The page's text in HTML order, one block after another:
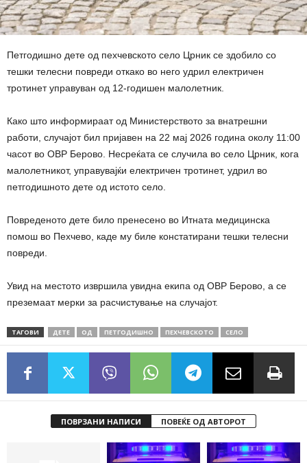
Петгодишно дете од пехчевското село Црник се здобило со
тешки телесни повреди откако во него удрил електричен
тротинет управуван од 12-годишен малолетник.
Како што информираат од Министерството за внатрешни
работи, случајот бил пријавен на 22 мај 2026 година околу 11:00
часот во ОВР Берово. Несреќата се случила во село Црник, кога
малолетникот, управувајќи електричен тротинет, удрил во
петгодишното дете од истото село.
Повреденото дете било пренесено во Итната медицинска
помош во Пехчево, каде му биле констатирани тешки телесни
повреди.
Увид на местото извршила увидна екипа од ОВР Берово, а се
преземаат мерки за расчистување на случајот.
ТАГОВИ ДЕТЕ ОД ПЕТГОДИШНО ПЕХЧЕВСКОТО СЕЛО
ПОВРЗАНИ НАПИСИ ПОВЕЌЕ ОД АВТОРОТ